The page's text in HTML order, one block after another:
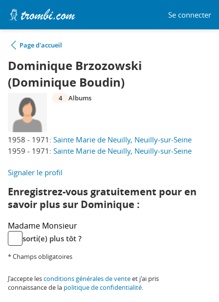
Se connecter
Page d'accueil
Dominique Brzozowski
(Dominique Boudin)
1958 - 1971: Sainte Marie de Neuilly, Neuilly-sur-Seine
1959 - 1971: Sainte Marie de Neuilly, Neuilly-sur-Seine
4 Albums
Signaler le profil
Enregistrez-vous gratuitement pour en
savoir plus sur Dominique :
Madame Monsieur
sorti(e) plus tôt ?
* Champs obligatoires
J'accepte lesconditions générales de venteet j'ai pris
connaissance de la politique de confidentialité.